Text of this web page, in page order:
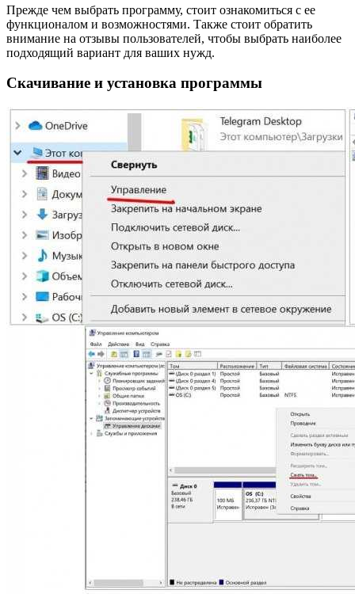
Прежде чем выбрать программу, стоит ознакомиться с ее
функционалом и возможностями. Также стоит обратить
внимание на отзывы пользователей, чтобы выбрать наиболее
подходящий вариант для ваших нужд.
Скачивание и установка программы